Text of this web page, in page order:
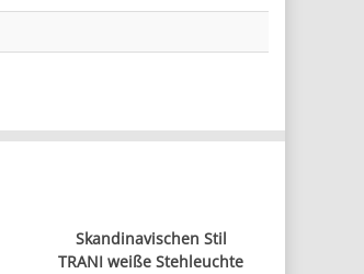
Skandinavischen Stil
TRANI weiße Stehleuchte